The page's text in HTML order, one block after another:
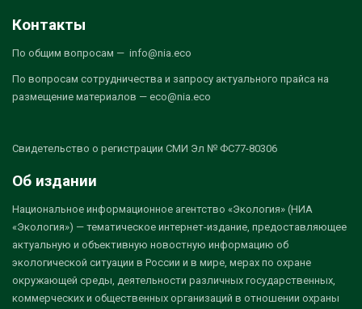
Контакты
По общим вопросам — info@nia.eco
По вопросам сотрудничества и запросу актуального прайса на
размещение материалов — eco@nia.eco
Свидетельство о регистрации СМИ Эл № ФС77-80306
Об издании
Национальное информационное агентство «Экология» (НИА
«Экология») — тематическое интернет-издание, предоставляющее
актуальную и объективную новостную информацию об
экологической ситуации в России и в мире, мерах по охране
окружающей среды, деятельности различных государственных,
коммерческих и общественных организаций в отношении охраны